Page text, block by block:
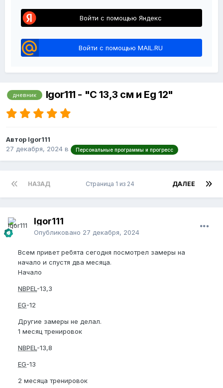
Войти с помощью Яндекс
Войти с помощью MAIL.RU
дневник Igor111 - "С 13,3 см и Eg 12"
Автор Igor111
27 декабря, 2024 в Персональные программы и прогресс
НАЗАД ДАЛЕЕ
Страница 1 из 24
Igor111
Опубликовано 27 декабря, 2024
Всем привет ребята сегодня посмотрел замеры на
начало и спустя два месяца.
Начало
NBPEL -13,3
EG-12
Другие замеры не делал.
1 месяц тренировок
NBPEL -13,8
EG-13
2 месяца тренировок